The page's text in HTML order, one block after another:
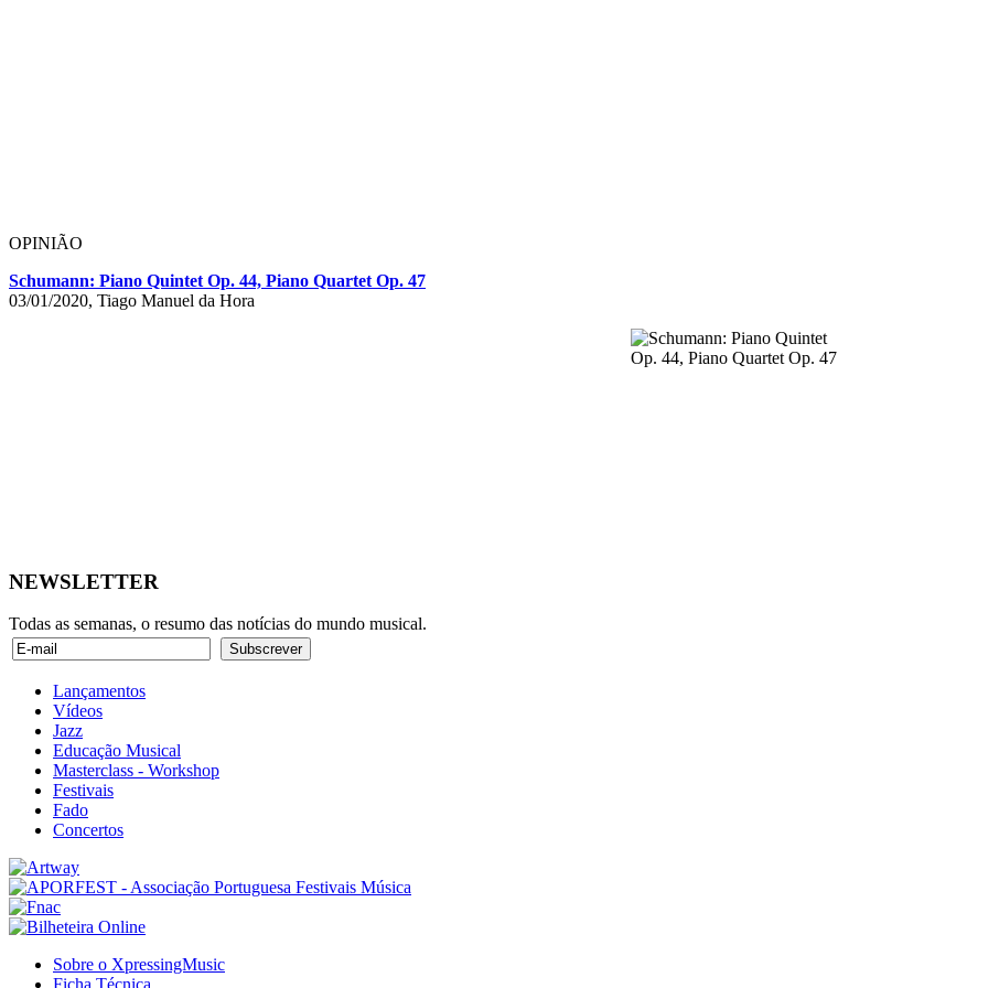
OPINIÃO
Schumann: Piano Quintet Op. 44, Piano Quartet Op. 47
03/01/2020, Tiago Manuel da Hora
NEWSLETTER
Todas as semanas, o resumo das notícias do mundo musical.
Lançamentos
Vídeos
Jazz
Educação Musical
Masterclass - Workshop
Festivais
Fado
Concertos
Sobre o XpressingMusic